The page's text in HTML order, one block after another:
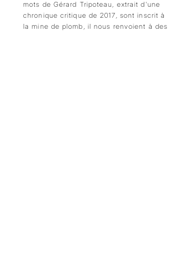
mots de Gérard Tripoteau, extrait d'une
chronique critique de 2017, sont inscrit à
la mine de plomb, il nous renvoient à des